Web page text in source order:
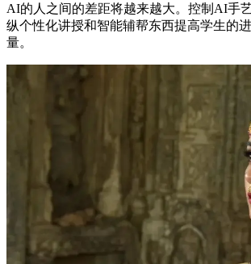
AI的人之间的差距将越来越大。控制AI手
纵个性化讲授和智能辅帮东西提高学生的
量。